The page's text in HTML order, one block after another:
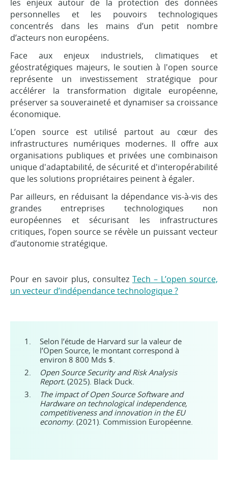
les enjeux autour de la protection des données
personnelles et les pouvoirs technologiques
concentrés dans les mains d’un petit nombre
d’acteurs non européens.
Face aux enjeux industriels, climatiques et
géostratégiques majeurs, le soutien à l'open source
représente un investissement stratégique pour
accélérer la transformation digitale européenne,
préserver sa souveraineté et dynamiser sa croissance
économique.
L’open source est utilisé partout au cœur des
infrastructures numériques modernes. Il offre aux
organisations publiques et privées une combinaison
unique d'adaptabilité, de sécurité et d'interopérabilité
que les solutions propriétaires peinent à égaler.
Par ailleurs, en réduisant la dépendance vis-à-vis des
grandes entreprises technologiques non
européennes et sécurisant les infrastructures
critiques, l’open source se révèle un puissant vecteur
d’autonomie stratégique.
Pour en savoir plus, consultez Tech – L’open source,
un vecteur d’indépendance technologique ?
Selon l’étude de Harvard sur la valeur de
l’Open Source, le montant correspond à
environ 8 800 Mds $.
Open Source Security and Risk Analysis
Report. (2025). Black Duck.
The impact of Open Source Software and
Hardware on technological independence,
competitiveness and innovation in the EU
economy. (2021). Commission Européenne.